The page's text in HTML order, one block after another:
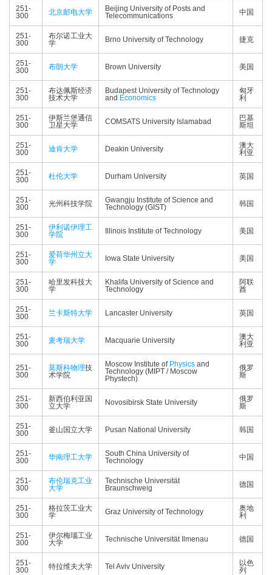
251-
300
北京邮电大学
Beijing University of Posts and
Telecommunications
中国
251-
300
布尔诺工业大
学
Brno University of Technology 捷克
251-
300
布朗大学 Brown University 美国
251-
300
布达佩斯经济
技术大学
Budapest University of Technology
and Economics
匈牙
利
251-
300
伊斯兰堡通信
卫星大学
COMSATS University Islamabad
巴基
斯坦
251-
300
迪肯大学 Deakin University
澳大
利亚
251-
300
杜伦大学 Durham University 英国
251-
300
光州科技学院
Gwangju Institute of Science and
Technology (GIST)
韩国
251-
300
伊利诺伊理工
学院
Illinois Institute of Technology 美国
251-
300
爱荷华州立大
学
Iowa State University 美国
251-
300
哈里发科技大
学
Khalifa University of Science and
Technology
阿联
酋
251-
300
兰卡斯特大学 Lancaster University 英国
251-
300
麦考瑞大学 Macquarie University
澳大
利亚
251-
300
莫斯科物理技
术学院
Moscow Institute of Physics and
Technology (MIPT / Moscow
Phystech)
俄罗
斯
251-
300
新西伯利亚国
立大学
Novosibirsk State University
俄罗
斯
251-
300
釜山国立大学 Pusan National University 韩国
251-
300
华南理工大学
South China University of
Technology
中国
251-
300
布伦瑞克工业
大学
Technische Universität
Braunschweig
德国
251-
300
格拉茨工业大
学
Graz University of Technology
奥地
利
251-
300
伊尔梅瑙工业
大学
Technische Universität Ilmenau 德国
251-
300
特拉维夫大学 Tel Aviv University
以色
列